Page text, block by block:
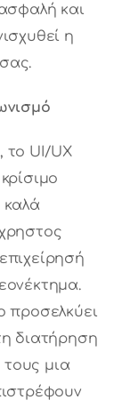
και
η
το UI/UX
καλά
προσελκύει
διατήρηση
μια